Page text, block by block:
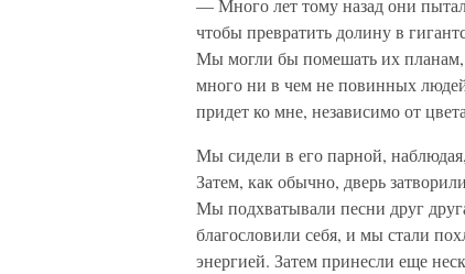
— Много лет тому назад они
чтобы превратить долину в
Мы могли бы помешать их планам,
много ни в чем не повинных
придет ко мне, независимо от
Мы сидели в его парной,
Затем, как обычно, дверь
Мы подхватывали песни друг
благословили себя, и мы стали
энергией. Затем принесли еще